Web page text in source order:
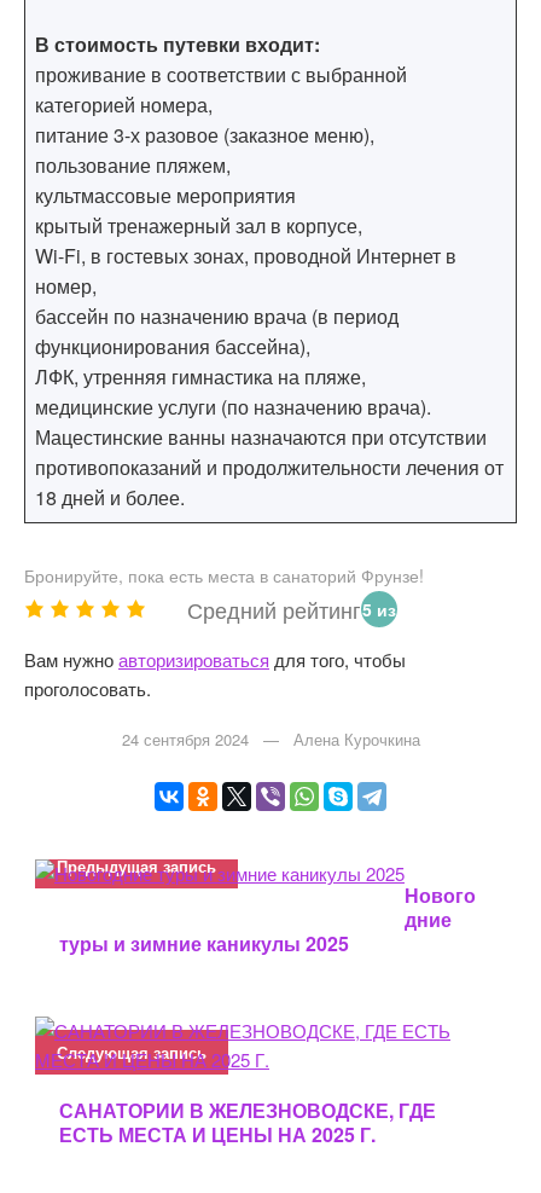
В стоимость путевки входит:
проживание в соответствии с выбранной
категорией номера,
питание 3-х разовое (заказное меню),
пользование пляжем,
культмассовые мероприятия
крытый тренажерный зал в корпусе,
Wi-Fi, в гостевых зонах, проводной Интернет в
номер,
бассейн по назначению врача (в период
функционирования бассейна),
ЛФК, утренняя гимнастика на пляже,
медицинские услуги (по назначению врача).
Мацестинские ванны назначаются при отсутствии
противопоказаний и продолжительности лечения от
18 дней и более.
Бронируйте, пока есть места в санаторий Фрунзе!
Средний рейтинг5 из
гол
в.
Вам нужноавторизироваться для того, чтобы
проголосовать.
24 сентября 2024 — Алена Курочкина
Предыдущая запись
Нового
дние
туры и зимние каникулы 2025
Следующая запись
САНАТОРИИ В ЖЕЛЕЗНОВОДСКЕ, ГДЕ
ЕСТЬ МЕСТА И ЦЕНЫ НА 2025 Г.